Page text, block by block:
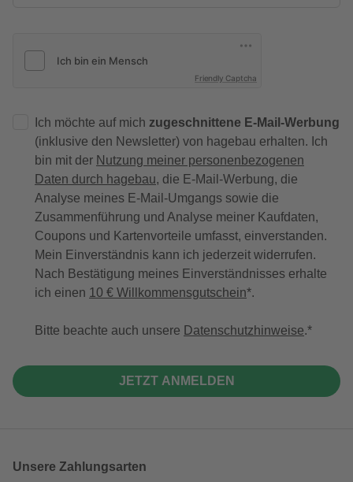
Friendly Captcha
Ich möchte auf mich zugeschnittene E-Mail-Werbung
(inklusive den Newsletter) von hagebau erhalten. Ich
bin mit der Nutzung meiner personenbezogenen
Daten durch hagebau, die E-Mail-Werbung, die
Analyse meines E-Mail-Umgangs sowie die
Zusammenführung und Analyse meiner Kaufdaten,
Coupons und Kartenvorteile umfasst, einverstanden.
Mein Einverständnis kann ich jederzeit widerrufen.
Nach Bestätigung meines Einverständnisses erhalte
ich einen 10 € Willkommensgutschein*.
Bitte beachte auch unsere Datenschutzhinweise.
JETZT ANMELDEN
Unsere Zahlungsarten